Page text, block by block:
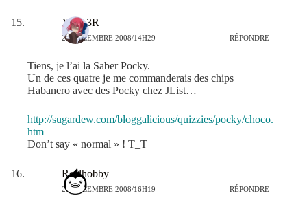
X4713R
27 DÉCEMBRE 2008/14H29 RÉPONDRE
Tiens, je l’ai la Saber Pocky.
Un de ces quatre je me commanderais des chips
Habanero avec des Pocky chez JList…
http://sugardew.com/bloggalicious/quizzies/pocky/choco.
htm
Don’t say « normal » ! T_T
Realhobby
27 DÉCEMBRE 2008/16H19 RÉPONDRE